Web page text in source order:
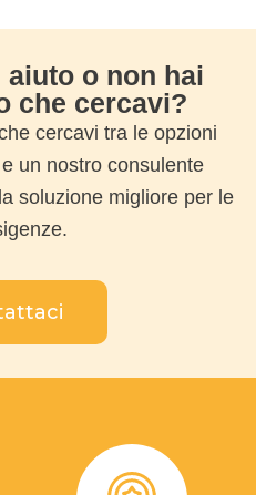
o non hai
che cercavi?
cercavi tra le opzioni
un nostro consulente
soluzione migliore per le